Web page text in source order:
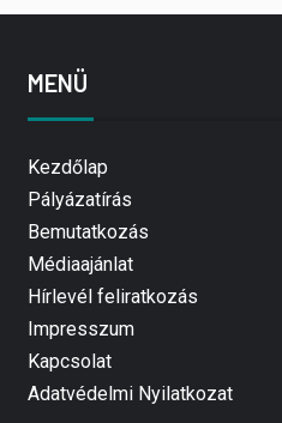
MENÜ
Kezdőlap
Pályázatírás
Bemutatkozás
Médiaajánlat
Hírlevél feliratkozás
Impresszum
Kapcsolat
Adatvédelmi Nyilatkozat